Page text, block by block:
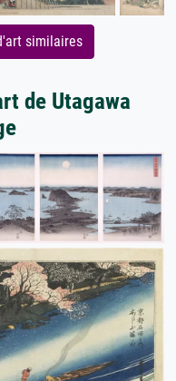
similaires
de Utagawa